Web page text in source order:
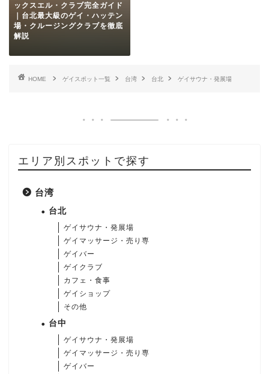
ックスエル・クラブ完全ガイド
｜台北最大級のゲイ・ハッテン
場・クルージングクラブを徹底
解説
HOME ゲイスポット一覧 台湾 台北 ゲイサウナ・発展場
エリア別スポットで探す
台湾
台北
ゲイサウナ・発展場
ゲイマッサージ・売り専
ゲイバー
ゲイクラブ
カフェ・食事
ゲイショップ
その他
台中
ゲイサウナ・発展場
ゲイマッサージ・売り専
ゲイバー